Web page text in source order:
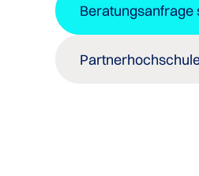
Beratungsanfrage